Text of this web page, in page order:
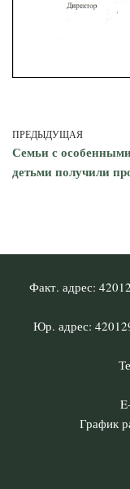
ПРЕДЫДУЩАЯ
Семьи с
детьми получили
Факт. адрес:
Юр. адрес:
График